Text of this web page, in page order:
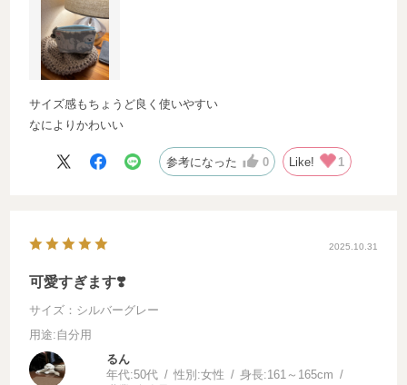
サイズ感もちょうど良く使いやすい
なによりかわいい
参考になった 0 Like! 1
2025.10.31
可愛すぎます❣️
サイズ：シルバーグレー
用途:自分用
るん
年代:50代 性別:女性 身長:161～165cm